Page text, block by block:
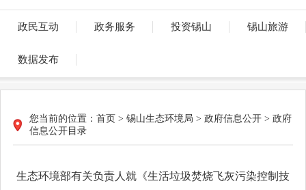
政民互动 政务服务 投资锡山 锡山旅游
数据发布
您当前的位置： 首页 > 锡山生态环境局 > 政府信息公开 > 政府
信息公开目录
生态环境部有关负责人就《生活垃圾焚烧飞灰污染控制技